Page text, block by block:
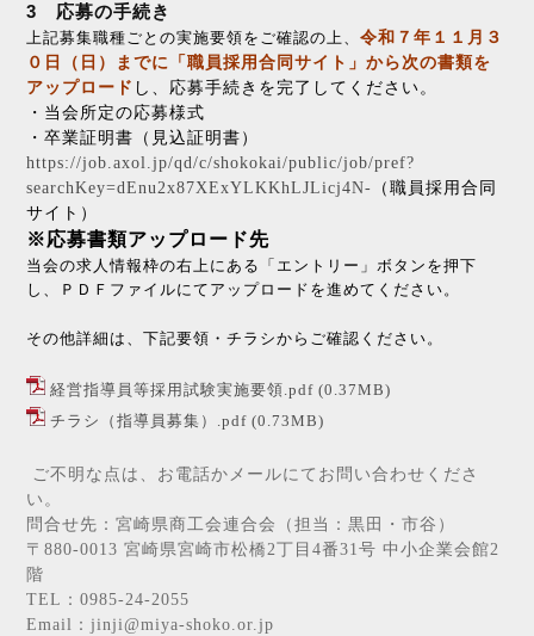
3 応募の手続き
上記募集職種ごとの実施要領をご確認の上、 令和７年１１月３
０日（日）までに「職員採用合同サイト」から次の書類を
アップロード し、応募手続きを完了してください。
・当会所定の応募様式
・卒業証明書（見込証明書）
https://job.axol.jp/qd/c/shokokai/public/job/pref?
searchKey=dEnu2x87XExYLKKhLJLicj4N- （職員採用合同
サイト）
※応募書類アップロード先
当会の求人情報枠の右上にある「エントリー」ボタンを押下
し、
ＰＤＦファイルにてアップロードを進めてください。
その他詳細は、下記要領・チラシからご確認ください。
経営指導員等採用試験実施要領.pdf (0.37MB)
チラシ（指導員募集）.pdf (0.73MB)
ご不明な点は、お電話かメールにてお問い合わせくださ
い。
問合せ先：宮崎県商工会連合会（担当：黒田・市谷）
〒880-0013 宮崎県宮崎市松橋2丁目4番31号 中小企業会館2
階
TEL：0985-24-2055
Email：jinji@miya-shoko.or.jp